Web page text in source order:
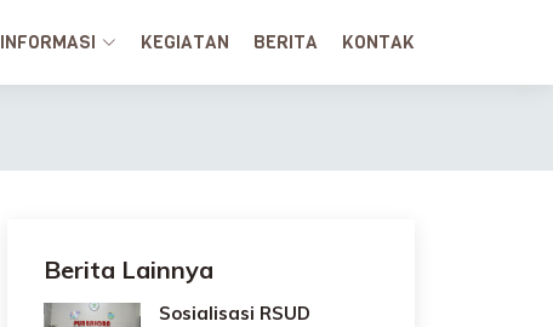
INFORMASI KEGIATAN BERITA KONTAK
Berita Lainnya
Sosialisasi RSUD